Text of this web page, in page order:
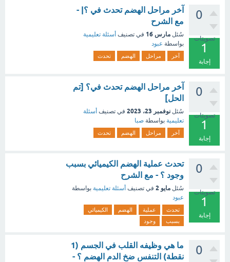
0
تصويتات
1
إجابة
آخر مراحل الهضم تحدث في ؟| -
مع الشرح
سُئل مارس 16 في تصنيف أسئلة تعليمية
بواسطة عبود
آخر مراحل الهضم تحدث
0
تصويتات
1
إجابة
آخر مراحل الهضم تحدث في؟ [تم
الحل]
سُئل نوفمبر 23، 2023 في تصنيف أسئلة
تعليمية بواسطة صبا
آخر مراحل الهضم تحدث
0
تصويتات
1
إجابة
تحدث عملية الهضم الكيميائي بسبب
وجود ؟ - مع الشرح
سُئل مايو 2 في تصنيف أسئلة تعليمية بواسطة
عبود
تحدث عملية الهضم
الكيميائي
بسبب
وجود
0
ما هي وظيفه القلب في الجسم (1
نقطة) التنفس ضخ الدم الهضم ؟ -